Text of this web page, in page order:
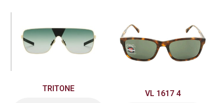
TRITONE
VL 1617 4